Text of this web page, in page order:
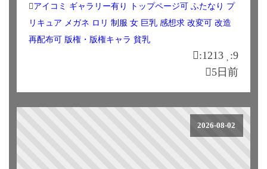
アイコミ ギャラリー有り トップページ可 ふたなり プ
リキュア メガネ ロリ 制服 女 巨乳 感想求 改変可 改造
再配布可 版権・版権キャラ 貧乳
:1213 :9
5日前
2026-08-02